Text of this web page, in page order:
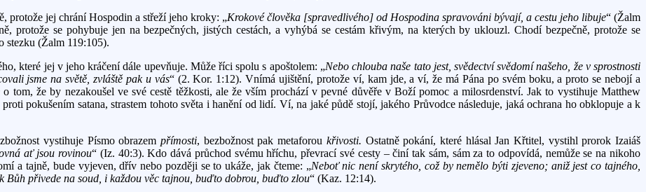
protože jej chrání Hospodin a střeží jeho kroky: „Krokové člověka [spravedlivého] od Hospodina spravováni bývají, a cestu jeho libuje“ (Žalm
protože se pohybuje jen na bezpečných, jistých cestách, a vyhýbá se cestám křivým, na kterých by uklouzl. Chodí bezpečně, protože se
stezku (Žalm 119:105).
které jej v jeho kráčení dále upevňuje. Může říci spolu s apoštolem: „Nebo chlouba naše tato jest, svědectví svědomí našeho, že v sprostnosti
jsme na světě, zvláště pak u vás“ (2. Kor. 1:12). Vnímá ujištění, protože ví, kam jde, a ví, že má Pána po svém boku, a proto se nebojí a
tom, že by nezakoušel ve své cestě těžkosti, ale že vším prochází v pevné důvěře v Boží pomoc a milosrdenství. Jak to vystihuje Matthew
pokušením satana, strastem tohoto světa i hanění od lidí. Ví, na jaké půdě stojí, jakého Průvodce následuje, jaká ochrana ho obklopuje a k
vystihuje Písmo obrazempřímosti, bezbožnost pak metaforou křivosti. Ostatně pokání, které hlásal Jan Křtitel, vystihl prorok Izaiáš
ať jsou rovinou“ (Iz. 40:3). Kdo dává průchod svému hříchu, převrací své cesty – činí tak sám, sám za to odpovídá, nemůže se na nikoho
a tajně, bude vyjeven, dřív nebo později se to ukáže, jak čteme: „Neboť nic není skrytého, což by nemělo býti zjeveno; aniž jest co tajného,
Bůh přivede na soud, i každou věc tajnou, buďto dobrou, buďto zlou“ (Kaz. 12:14).